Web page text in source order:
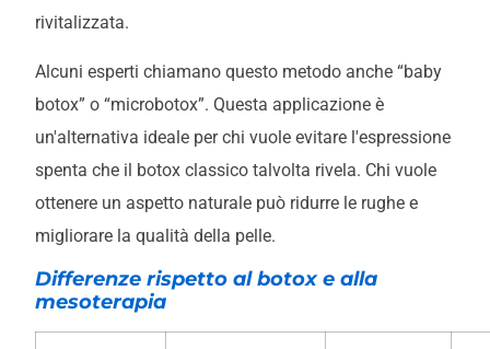
rivitalizzata.
Alcuni esperti chiamano questo metodo anche “baby
botox” o “microbotox”. Questa applicazione è
un'alternativa ideale per chi vuole evitare l'espressione
spenta che il botox classico talvolta rivela. Chi vuole
ottenere un aspetto naturale può ridurre le rughe e
migliorare la qualità della pelle.
Differenze rispetto al botox e alla
mesoterapia